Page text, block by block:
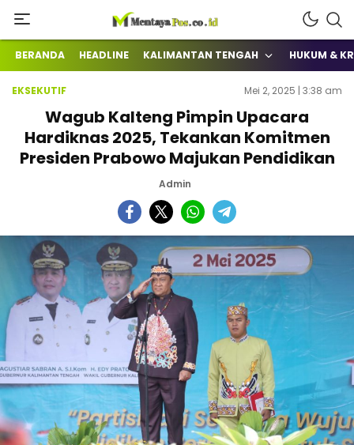
mentayapos.co.id
Terkini Mengabarkan
BERANDA HEADLINE KALIMANTAN TENGAH HUKUM &
EKSEKUTIF Mei 2, 2025 | 3:38 am
Wagub Kalteng Pimpin Upacara
Hardiknas 2025, Tekankan Komitmen
Presiden Prabowo Majukan Pendidikan
Admin